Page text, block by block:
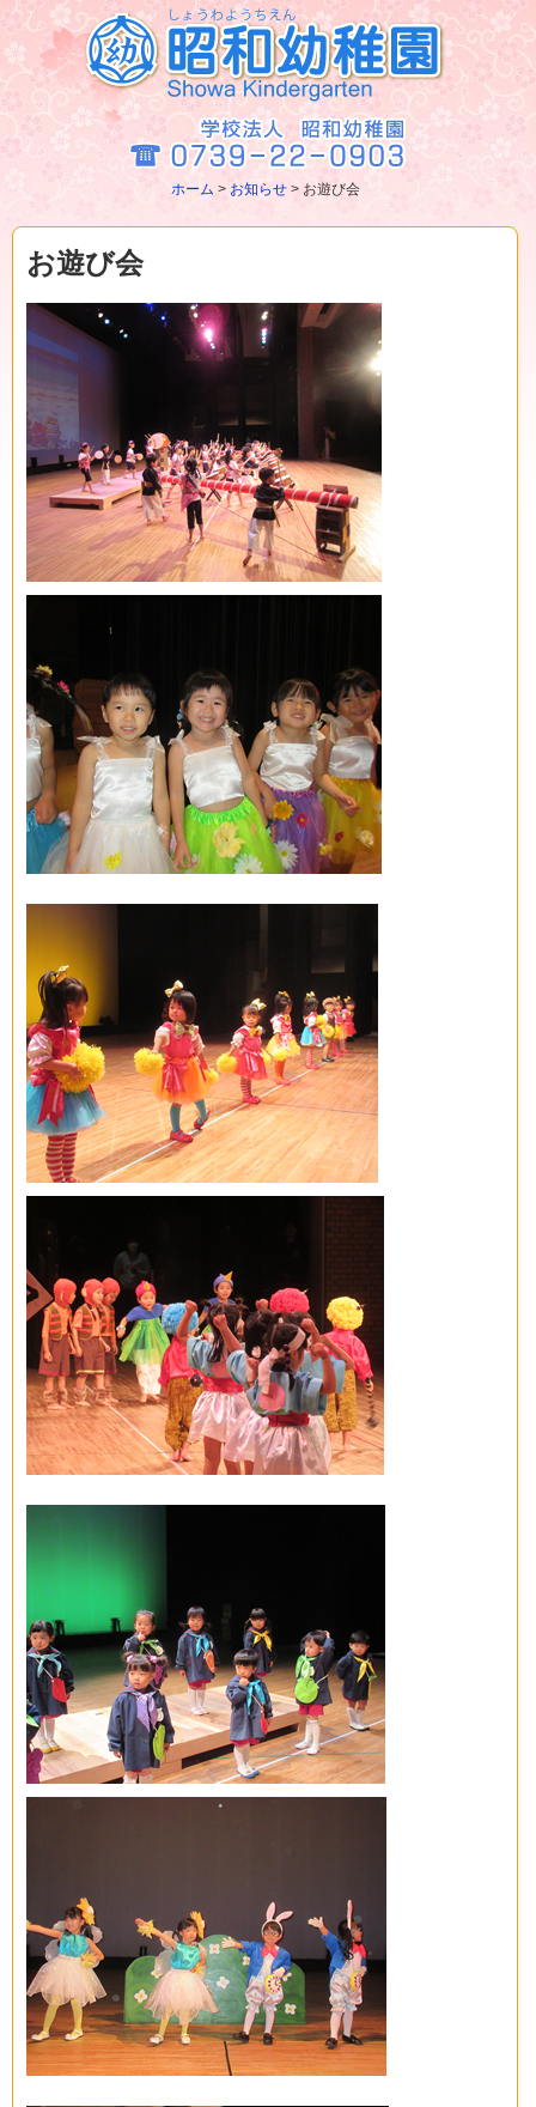
ホーム > お知らせ >お遊び会
お遊び会